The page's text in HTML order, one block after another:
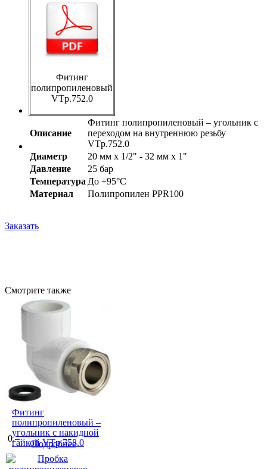
Фитинг
полипропиленовый
VTp.752.0
Описание
Фитинг полипропиленовый – угольник с
переходом на внутреннюю резьбу
VTp.752.0
Диаметр
20 мм х 1/2" - 32 мм х 1"
Давление
25 бар
Температура До +95°С
Материал
Полипропилен PPR100
Заказать
Смотрите также
Фитинг
полипропиленовый –
угольник с накидной
гайкой VTp.758.0
0.–
Подробнее